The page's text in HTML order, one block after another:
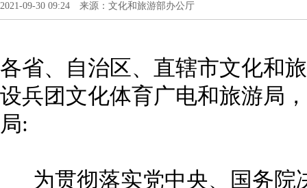
2021-09-30 09:24 来源：文化和旅游部办公厅
各省、自治区、直辖市文化和
设兵团文化体育广电和旅游局
局:
为贯彻落实党中央、国务院